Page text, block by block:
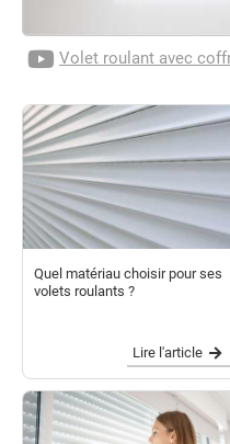
Volet roulant avec
Quel matériau choisir pour ses
volets roulants ?
Lire l'article